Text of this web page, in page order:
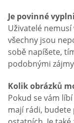
Je povinné
Uživatelé
všechny jsou
sobě napíšete,
podobnými
Kolik obrázků
Pokud se vám
mají rádi, budete